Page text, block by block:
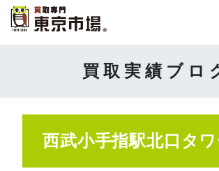
買取実績ブロ
西武小手指駅北口タ